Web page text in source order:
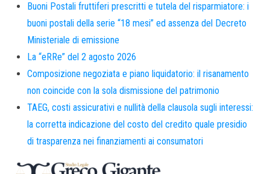
Buoni Postali fruttiferi prescritti e tutela del risparmiatore: i
buoni postali della serie “18 mesi” ed assenza del Decreto
Ministeriale di emissione
La “eRRe” del 2 agosto 2026
Composizione negoziata e piano liquidatorio: il risanamento
non coincide con la sola dismissione del patrimonio
TAEG, costi assicurativi e nullità della clausola sugli interessi:
la corretta indicazione del costo del credito quale presidio
di trasparenza nei finanziamenti ai consumatori